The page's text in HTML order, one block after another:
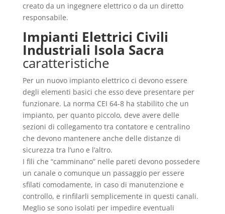
creato da un ingegnere elettrico o da un diretto
responsabile.
Impianti Elettrici Civili
Industriali Isola Sacra
caratteristiche
Per un nuovo impianto elettrico ci devono essere
degli elementi basici che esso deve presentare per
funzionare. La norma CEI 64-8 ha stabilito che un
impianto, per quanto piccolo, deve avere delle
sezioni di collegamento tra contatore e centralino
che devono mantenere anche delle distanze di
sicurezza tra l’uno e l’altro.
I fili che “camminano” nelle pareti devono possedere
un canale o comunque un passaggio per essere
sfilati comodamente, in caso di manutenzione e
controllo, e rinfilarli semplicemente in questi canali.
Meglio se sono isolati per impedire eventuali